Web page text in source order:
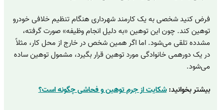
فرض کنید شخصی به یک کارمند شهرداری هنگام تنظیم خلافی خودرو
توهین کند. چون این توهین «به دلیل انجام وظیفه» صورت گرفته،
مشدده تلقی می‌شود. اما اگر همین شخص در خارج از محل کار، مثلاً
در یک دورهمی خانوادگی مورد توهین قرار بگیرد، مشمول توهین ساده
می‌شود.
بیشتر بخوانید:شکایت از جرم توهین و فحاشی چگونه است؟